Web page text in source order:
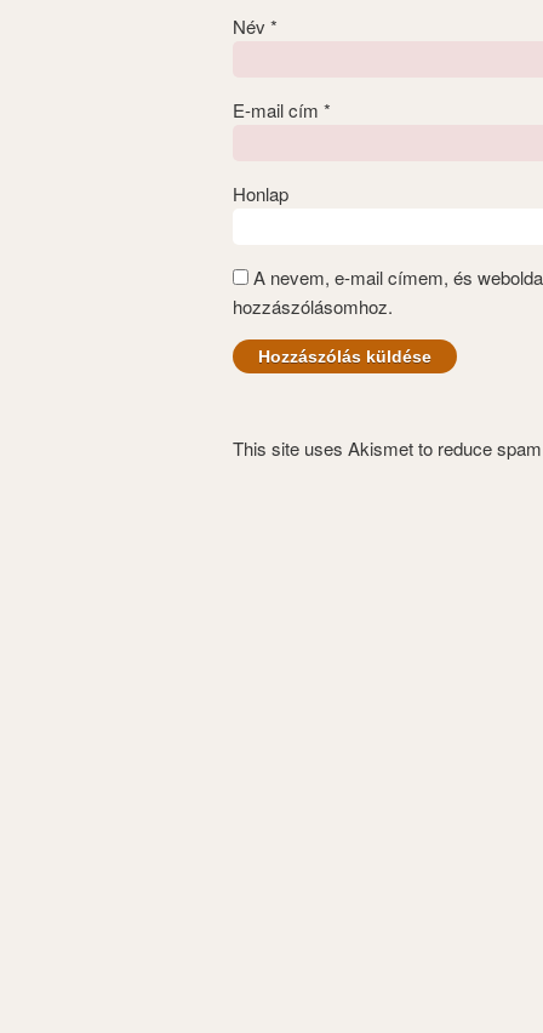
Név *
E-mail cím *
Honlap
A nevem, e-mail címem, és
hozzászólásomhoz.
This site uses Akismet to reduce